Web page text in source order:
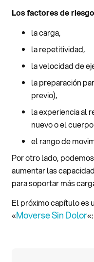
Los factores de
la carga,
la repetitividad,
la velocidad de
la preparación
previo),
la experiencia al
nuevo o el
el rango de
Por otro lado,
aumentar las
para soportar más
El próximo capítulo es
«Moverse Sin Dolor«: